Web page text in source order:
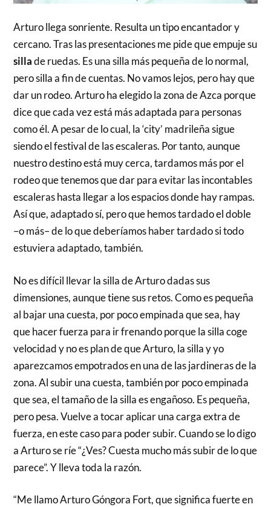
Arturo llega sonriente. Resulta un tipo encantador y
cercano. Tras las presentaciones me pide que empuje su
sillade ruedas. Es una silla más pequeña de lo normal,
pero silla a fin de cuentas. No vamos lejos, pero hay que
dar un rodeo. Arturo ha elegido la zona de Azca porque
dice que cada vez está más adaptada para personas
como él. A pesar de lo cual, la ‘city’ madrileña sigue
siendo el festival de las escaleras. Por tanto, aunque
nuestro destino está muy cerca, tardamos más por el
rodeo que tenemos que dar para evitar las incontables
escaleras hasta llegar a los espacios donde hay rampas.
Así que, adaptado sí, pero que hemos tardado el doble
–o más– de lo que deberíamos haber tardado si todo
estuviera adaptado, también.
No es difícil llevar la silla de Arturo dadas sus
dimensiones, aunque tiene sus retos. Como es pequeña
al bajar una cuesta, por poco empinada que sea, hay
que hacer fuerza para ir frenando porque la silla coge
velocidad y no es plan de que Arturo, la silla y yo
aparezcamos empotrados en una de las jardineras de la
zona. Al subir una cuesta, también por poco empinada
que sea, el tamaño de la silla es engañoso. Es pequeña,
pero pesa. Vuelve a tocar aplicar una carga extra de
fuerza, en este caso para poder subir. Cuando se lo digo
a Arturo se ríe “¿Ves? Cuesta mucho más subir de lo que
parece”. Y lleva toda la razón.
“Me llamo Arturo Góngora Fort, que significa fuerte en